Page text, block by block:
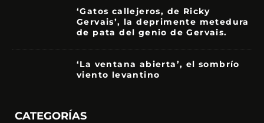
‘Gatos callejeros, de Ricky
Gervais’, la deprimente metedura
de pata del genio de Gervais.
‘La ventana abierta’, el sombrío
viento levantino
CATEGORÍAS